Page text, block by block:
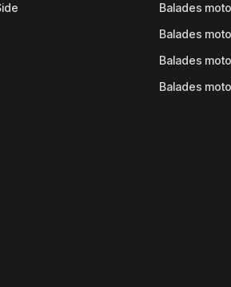
Balades
Balades
Balades
Balades